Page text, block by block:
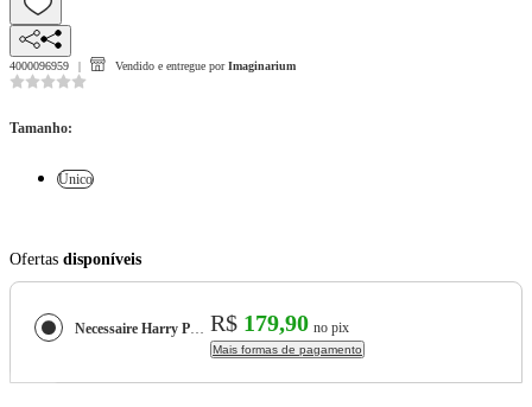
4000096959 Vendido e entregue por Imaginarium
Tamanho:
Único
Ofertas disponíveis
Necessaire Harry Potter Edwiges R$ 179,90 no pix
Mais formas de pagamento